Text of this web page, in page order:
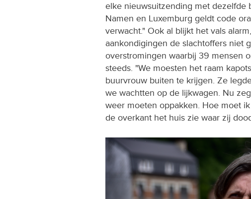
elke nieuwsuitzending met dezelfde
Namen en Luxemburg geldt code
verwacht." Ook al blijkt het vals
aankondigingen de slachtoffers niet
overstromingen waarbij 39 mensen
steeds. "We moesten het raam
buurvrouw buiten te krijgen. Ze
we wachtten op de lijkwagen. Nu
weer moeten oppakken. Hoe moet
de overkant het huis zie waar zij